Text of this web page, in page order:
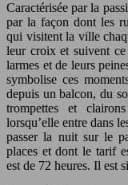
Caractérisée par la
par la façon dont les
qui visitent la ville
leur croix et suivent
larmes et de leurs
symbolise ces
depuis un balcon, du
trompettes et
lorsqu’elle entre dans
passer la nuit sur le
places et dont le tarif
est de 72 heures. Il est